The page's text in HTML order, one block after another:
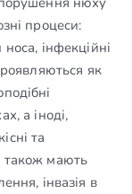
процеси:
інфекційні
як
а іноді,
та
також мають
інвазія в